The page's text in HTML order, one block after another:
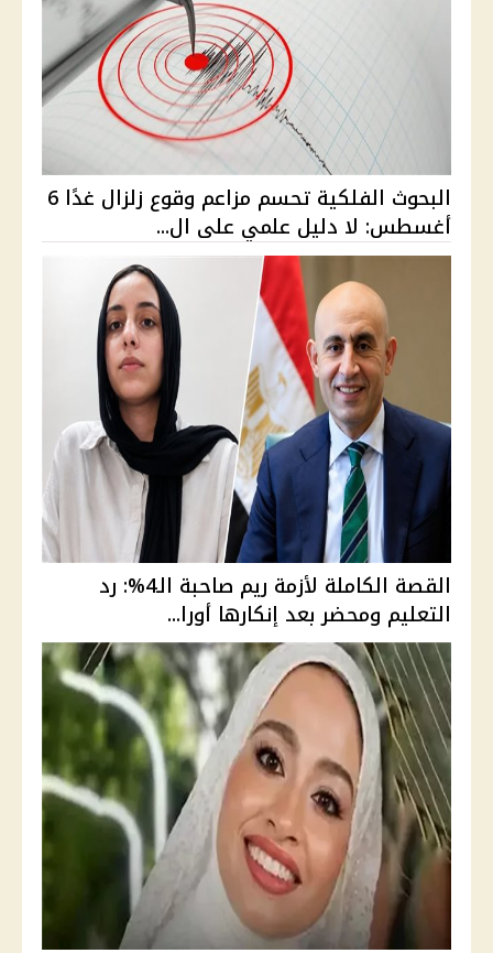
البحوث الفلكية تحسم مزاعم وقوع زلزال غدًا 6
أغسطس: لا دليل علمي على ال...
القصة الكاملة لأزمة ريم صاحبة الـ4%: رد
التعليم ومحضر بعد إنكارها أورا...